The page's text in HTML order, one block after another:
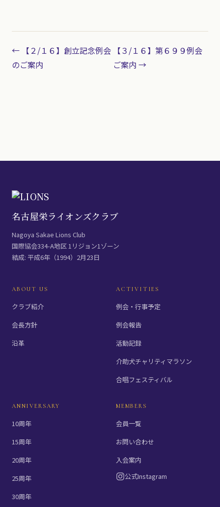
← 【２/１６】創立記念例会
のご案内
【３/１６】第６９９例会
ご案内 →
名古屋栄ライオンズクラブ
Nagoya Sakae Lions Club
国際協会334-A地区 1リジョン1ゾーン
結成: 平成6年（1994）2月23日
ABOUT US
クラブ紹介
会長方針
沿革
ACTIVITIES
例会・行事予定
例会報告
活動記録
介助犬チャリティマラソン
合唱フェスティバル
ANNIVERSARY
10周年
15周年
20周年
25周年
30周年
MEMBERS
会員一覧
お問い合わせ
入会案内
公式Instagram